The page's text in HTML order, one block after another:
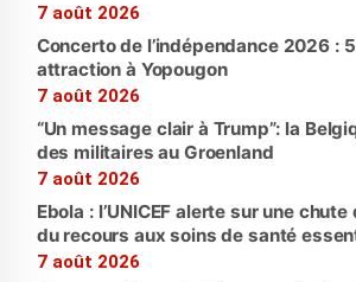
7 août 2026
Concerto de l’indépendance 2026 :
attraction à Yopougon
7 août 2026
“Un message clair à Trump”: la
des militaires au Groenland
7 août 2026
Ebola : l’UNICEF alerte sur une
du recours aux soins de santé
7 août 2026